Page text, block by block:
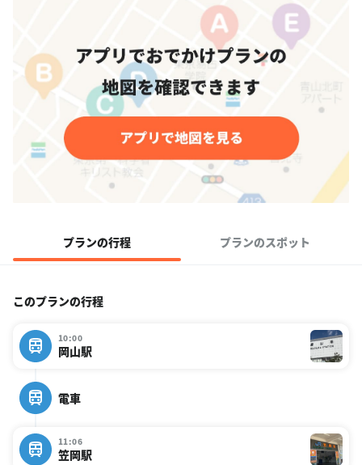
プランの行程 プランのスポット
このプランの行程
10:00
岡山駅
電車
11:06
笠岡駅